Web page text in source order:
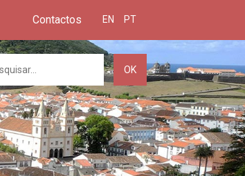
Contactos EN PT
OK